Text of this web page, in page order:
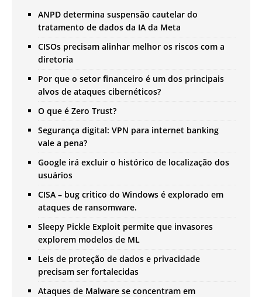
ANPD determina suspensão cautelar do
tratamento de dados da IA da Meta
CISOs precisam alinhar melhor os riscos com a
diretoria
Por que o setor financeiro é um dos principais
alvos de ataques cibernéticos?
O que é Zero Trust?
Segurança digital: VPN para internet banking
vale a pena?
Google irá excluir o histórico de localização dos
usuários
CISA – bug critico do Windows é explorado em
ataques de ransomware.
Sleepy Pickle Exploit permite que invasores
explorem modelos de ML
Leis de proteção de dados e privacidade
precisam ser fortalecidas
Ataques de Malware se concentram em